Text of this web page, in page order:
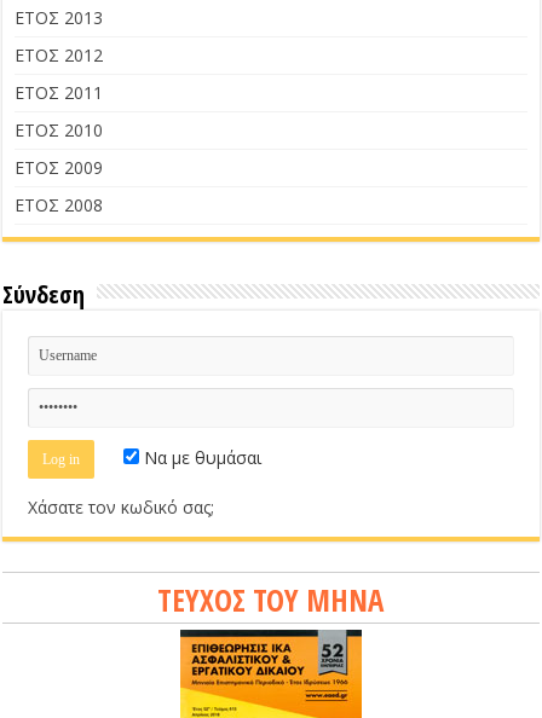
ΕΤΟΣ 2013
ΕΤΟΣ 2012
ΕΤΟΣ 2011
ΕΤΟΣ 2010
ΕΤΟΣ 2009
ΕΤΟΣ 2008
Σύνδεση
Να με θυμάσαι
Χάσατε τον κωδικό σας;
ΤΕΥΧΟΣ ΤΟΥ ΜΗΝΑ